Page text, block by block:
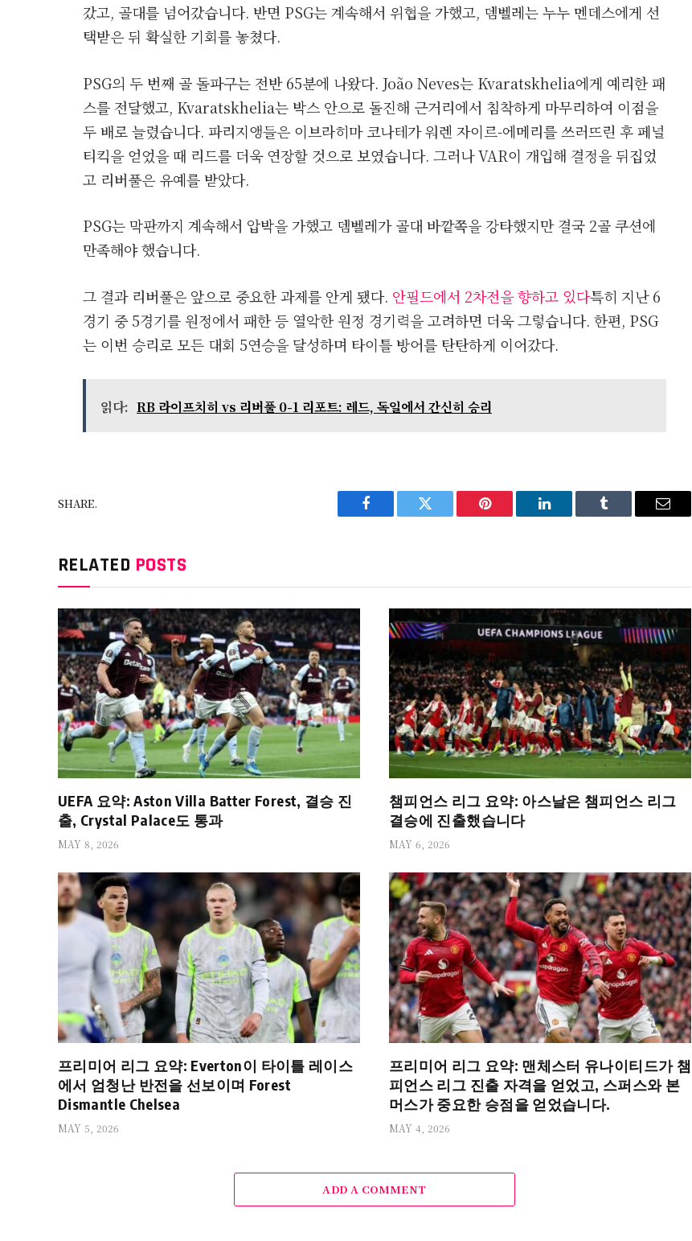
갔고, 골대를 넘어갔습니다. 반면 PSG는 계속해서 위협을 가했고, 뎀벨레는 누누 멘데스에게 선
택받은 뒤 확실한 기회를 놓쳤다.
PSG의 두 번째 골 돌파구는 전반 65분에 나왔다. João Neves는 Kvaratskhelia에게 예리한 패
스를 전달했고, Kvaratskhelia는 박스 안으로 돌진해 근거리에서 침착하게 마무리하여 이점을
두 배로 늘렸습니다. 파리지앵들은 이브라히마 코나테가 워렌 자이르-에메리를 쓰러뜨린 후 페널
티킥을 얻었을 때 리드를 더욱 연장할 것으로 보였습니다. 그러나 VAR이 개입해 결정을 뒤집었
고 리버풀은 유예를 받았다.
PSG는 막판까지 계속해서 압박을 가했고 뎀벨레가 골대 바깥쪽을 강타했지만 결국 2골 쿠션에
만족해야 했습니다.
그 결과 리버풀은 앞으로 중요한 과제를 안게 됐다. 안필드에서 2차전을 향하고 있다특히 지난 6
경기 중 5경기를 원정에서 패한 등 열악한 원정 경기력을 고려하면 더욱 그렇습니다. 한편, PSG
는 이번 승리로 모든 대회 5연승을 달성하며 타이틀 방어를 탄탄하게 이어갔다.
읽다: RB 라이프치히 vs 리버풀 0-1 리포트: 레드, 독일에서 간신히 승리
SHARE.
Facebook Twitter Pinterest LinkedIn Tumblr Email
RELATED POSTS
UEFA 요약: Aston Villa Batter Forest, 결승 진
출, Crystal Palace도 통과
MAY 8, 2026
챔피언스 리그 요약: 아스날은 챔피언스 리그
결승에 진출했습니다
MAY 6, 2026
프리미어 리그 요약: Everton이 타이틀 레이스
에서 엄청난 반전을 선보이며 Forest
Dismantle Chelsea
MAY 5, 2026
프리미어 리그 요약: 맨체스터 유나이티드가 챔
피언스 리그 진출 자격을 얻었고, 스퍼스와 본
머스가 중요한 승점을 얻었습니다.
MAY 4, 2026
ADD A COMMENT